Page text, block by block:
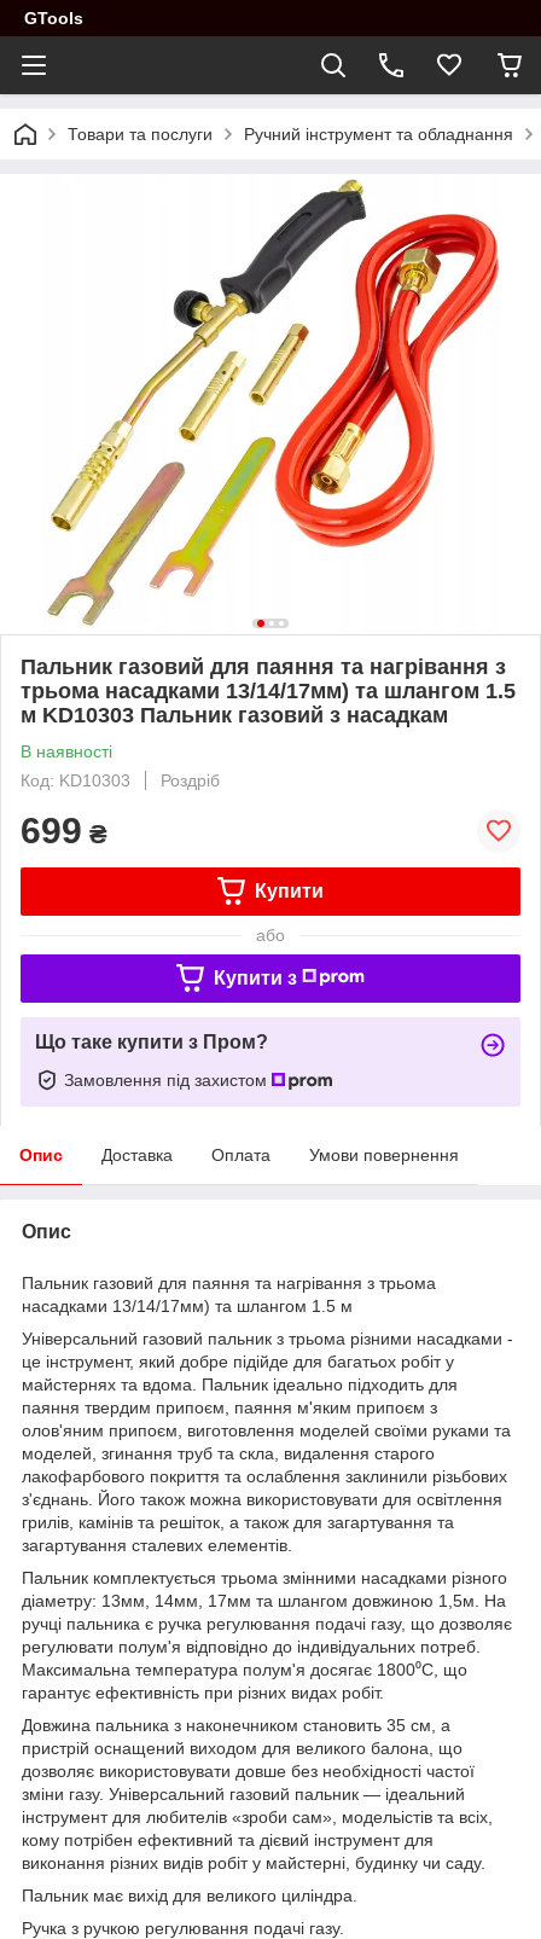
GTools
Товари та послуги Ручний інструмент та обладнання
Пальник газовий для паяння та нагрівання з
трьома насадками 13/14/17мм) та шлангом 1.5
м KD10303 Пальник газовий з насадкам
В наявності
Код: KD10303
Роздріб
699 ₴
Купити
або
Купити з
Що таке купити з Пром?
Замовлення під захистом
Опис Доставка Оплата Умови повернення
Опис
Пальник газовий для паяння та нагрівання з трьома
насадками 13/14/17мм) та шлангом 1.5 м
Універсальний газовий пальник з трьома різними насадками -
це інструмент, який добре підійде для багатьох робіт у
майстернях та вдома. Пальник ідеально підходить для
паяння твердим припоєм, паяння м'яким припоєм з
олов'яним припоєм, виготовлення моделей своїми руками та
моделей, згинання труб та скла, видалення старого
лакофарбового покриття та ослаблення заклинили різьбових
з'єднань. Його також можна використовувати для освітлення
грилів, камінів та решіток, а також для загартування та
загартування сталевих елементів.
Пальник комплектується трьома змінними насадками різного
діаметру: 13мм, 14мм, 17мм та шлангом довжиною 1,5м. На
ручці пальника є ручка регулювання подачі газу, що дозволяє
регулювати полум'я відповідно до індивідуальних потреб.
Максимальна температура полум'я досягає 1800⁰С, що
гарантує ефективність при різних видах робіт.
Довжина пальника з наконечником становить 35 см, а
пристрій оснащений виходом для великого балона, що
дозволяє використовувати довше без необхідності частої
зміни газу. Універсальний газовий пальник — ідеальний
інструмент для любителів «зроби сам», модельістів та всіх,
кому потрібен ефективний та дієвий інструмент для
виконання різних видів робіт у майстерні, будинку чи саду.
Пальник має вихід для великого циліндра.
Ручка з ручкою регулювання подачі газу.